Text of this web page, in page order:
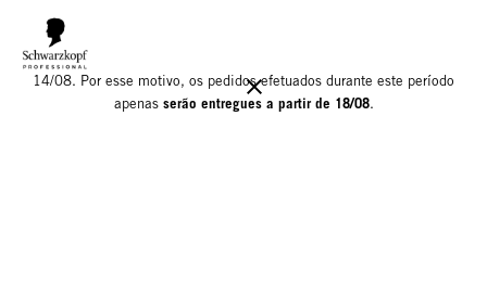
Informamos que o nosso armazém estará encerrado para férias até
14/08. Por esse motivo, os pedidos efetuados durante este período
apenas serão entregues a partir de 18/08.